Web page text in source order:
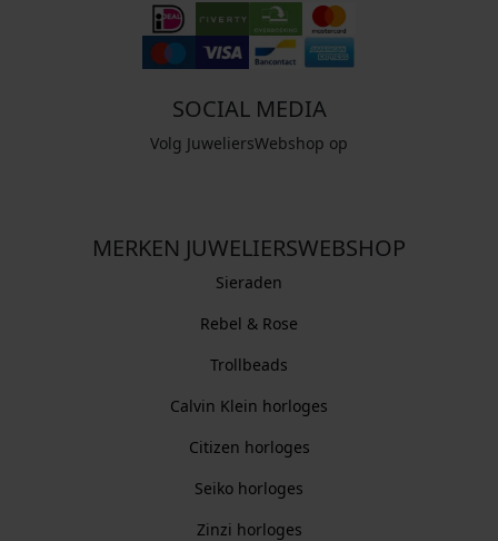
SOCIAL MEDIA
Volg JuweliersWebshop op
MERKEN JUWELIERSWEBSHOP
Sieraden
Rebel & Rose
Trollbeads
Calvin Klein horloges
Citizen horloges
Seiko horloges
Zinzi horloges